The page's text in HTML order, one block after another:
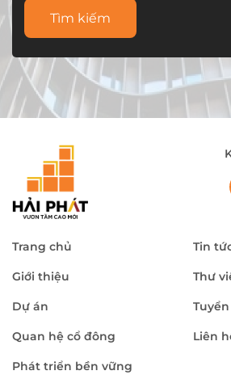
Tìm kiếm
Trang chủ
Giới thiệu
Dự án
Quan hệ cổ đông
Phát triển bền vững
Tin
Thư
Liên